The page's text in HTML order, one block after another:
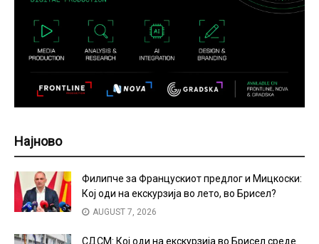
Најново
Филипче за Францускиот предлог и Мицкоски:
Кој оди на екскурзија во лето, во Брисел?
AUGUST 7, 2026
СДСМ: Кој оди на екскурзија во Брисел среде